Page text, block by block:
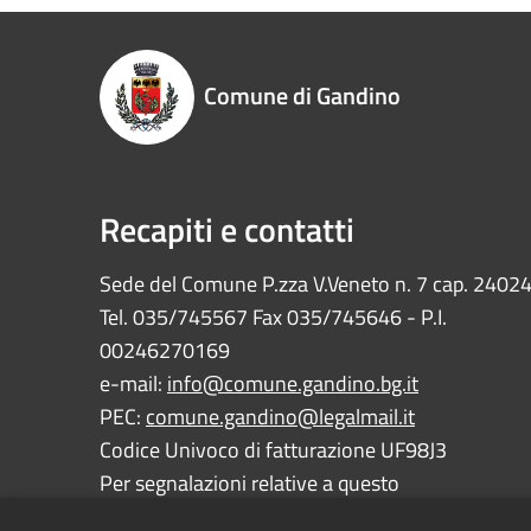
Comune di Gandino
Recapiti e contatti
Sede del Comune P.zza V.Veneto n. 7 cap. 24024
Tel. 035/745567 Fax 035/745646 - P.I.
00246270169
e-mail: info@comune.gandino.bg.it
PEC: comune.gandino@legalmail.it
Codice Univoco di fatturazione UF98J3
Per segnalazioni relative a questo